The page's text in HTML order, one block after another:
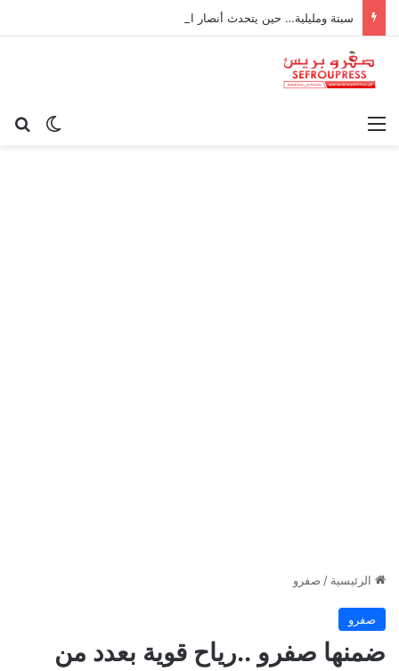
سبتة ومليلية… حين يتحدث أنصار الديمقراطية بلسان الاستعمار
الوضع القائمة
الرئيسية / صفرو
صفرو
ضمنها صفرو ..رياح قوية بعدد من